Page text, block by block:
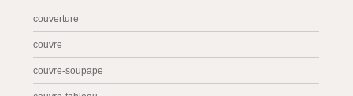
couverture
couvre
couvre-soupape